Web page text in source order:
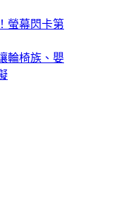
螢幕閃卡第
輪椅族、嬰